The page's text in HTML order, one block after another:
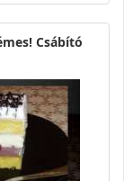
Csábító